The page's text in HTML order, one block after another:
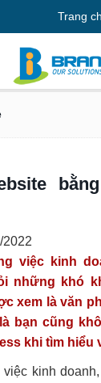
Trang
2022
việc kinh
những khó
xem là văn
bạn cũng
khi tìm hiểu
kinh